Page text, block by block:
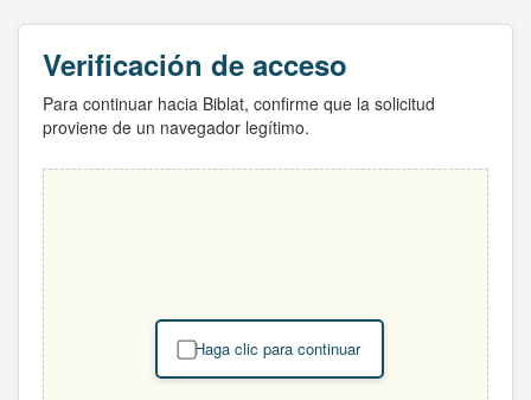
Verificación de acceso
Para continuar hacia Biblat, confirme que la solicitud
proviene de un navegador legítimo.
Haga clic para continuar